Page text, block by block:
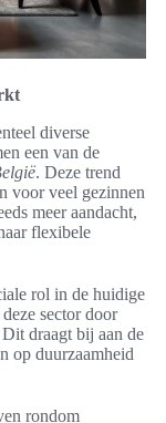
diverse
een van de
. Deze trend
voor veel gezinnen
meer aandacht,
flexibele
rol in de huidige
sector door
draagt bij aan de
op duurzaamheid
rondom